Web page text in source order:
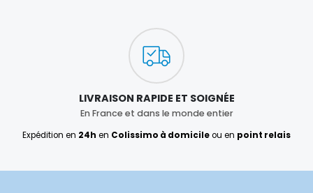
LIVRAISON RAPIDE ET SOIGNÉE
En France et dans le monde entier
Expédition en 24h en Colissimo à domicileou en point relais